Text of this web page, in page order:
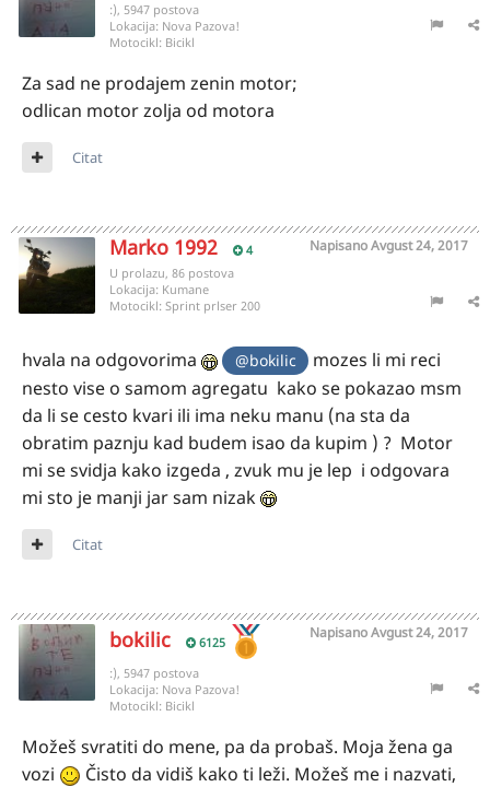
:), 5947 postova
Lokacija: Nova Pazova!
Motocikl: Bicikl
Za sad ne prodajem zenin motor;
odlican motor zolja od motora
Citat
Marko 1992 4 NapisanoAvgust 24, 2017
U prolazu, 86 postova
Lokacija: Kumane
Motocikl: Sprint prlser 200
hvala na odgovorima @bokilic
mozes li mi reci
nesto vise o samom agregatu kako se pokazao msm
da li se cesto kvari ili ima neku manu (na sta da
obratim paznju kad budem isao da kupim ) ? Motor
mi se svidja kako izgeda , zvuk mu je lep i odgovara
mi sto je manji jar sam nizak
Citat
bokilic 6125
NapisanoAvgust 24, 2017
:), 5947 postova
Lokacija: Nova Pazova!
Motocikl: Bicikl
Možeš svratiti do mene, pa da probaš. Moja žena ga
vozi
Čisto da vidiš kako ti leži. Možeš me i nazvati,